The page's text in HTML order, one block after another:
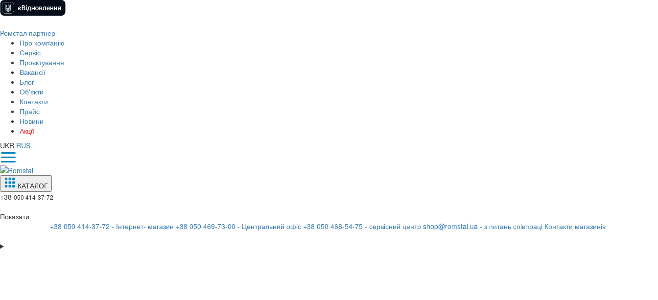
Ромстал партнер
Про компанію
Сервіс
Проєктування
Вакансії
Блог
Об'єкти
Контакти
Прайс
Новини
Акції
UKR RUS
КАТАЛОГ
+38 050 414-37-72
Показати
+38 050 414-37-72 - Інтернет- магазин +38 050 469-73-00 - Центральний офіс +38 050 468-54-75 - сервісний центр shop@romstal.ua - з питань співпраці Контакти магазинів